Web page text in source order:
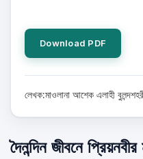
Download PDF
লেখক:মাওলানা আশেক এলাহী
দৈনন্দিন জীবনে